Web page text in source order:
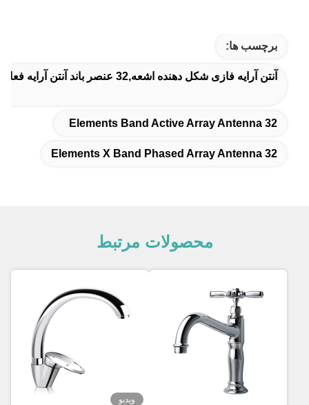
برچسب ها:
آنتن آرایه فازی شکل دهنده اشعه,32 عنصر باند آنتن آرایه فعال,32 عنصر X باند فاز آرایه آنتن
32 Elements Band Active Array Antenna
32 Elements X Band Phased Array Antenna
محصولات مرتبط
ویدیو